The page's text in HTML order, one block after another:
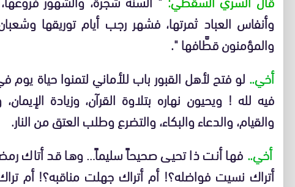
وأنفاس العباد ثمرتها، فشهر رجب أيام توريقها
والمؤمنون قطَّافها ".
أخي..لو فتح لأهل القبور باب للأماني لتمنوا حياة
فيه لله ! ويحيون نهاره بتلاوة القرآن، وزيادة
والقيام، والدعاء والبكاء، والتضرع وطلب العتق من النار.
أخي..فها أنت ذا تحيى صحيحاً سليماً… وها قد أتاك
أتراك نسيت فواضله؟! أم أتراك جهلت مناقبه؟! أم